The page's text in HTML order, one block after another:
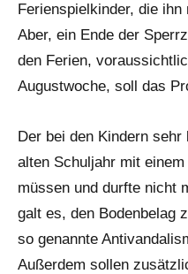
Ferienspielkinder, die
Aber, ein Ende der
den Ferien,
Augustwoche, soll das
Der bei den Kindern
alten Schuljahr mit
müssen und durfte nicht
galt es, den Bodenbelag
so genannte
Außerdem sollen